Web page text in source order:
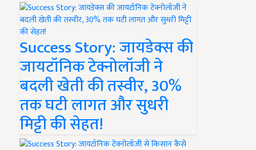
Success Story: जायडेक्स की
जायटॉनिक टेक्नोलॉजी ने
बदली खेती की तस्वीर, 30%
तक घटी लागत और सुधरी
मिट्टी की सेहत!